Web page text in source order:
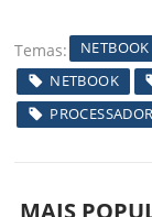
Temas NETBOOK
NETBOOK
PROCESSADOR
MAIS